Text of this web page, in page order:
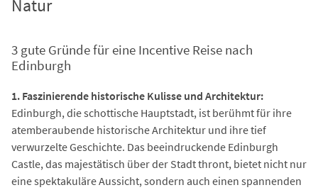
Natur
3 gute Gründe für eine Incentive Reise nach
Edinburgh
1. Faszinierende historische Kulisse und Architektur:
Edinburgh, die schottische Hauptstadt, ist berühmt für ihre
atemberaubende historische Architektur und ihre tief
verwurzelte Geschichte. Das beeindruckende Edinburgh
Castle, das majestätisch über der Stadt thront, bietet nicht nur
eine spektakuläre Aussicht, sondern auch einen spannenden